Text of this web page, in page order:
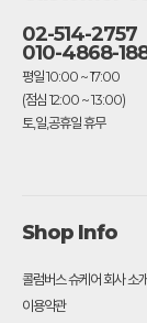
02-514-2757
010-4868-
평일 10:00 ~ 17:00
(점심 12:00 ~ 13:00)
토,일,공휴일 휴무
Shop Info
콜럼버스 슈케어 회사 소
이용약관